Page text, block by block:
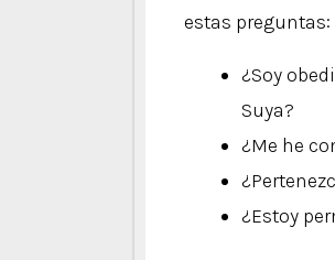
estas preguntas:
¿Soy
Suya?
¿Me he
¿Estoy